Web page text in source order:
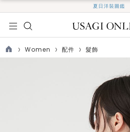
夏日洋裝圖鑑
TOP
Women 配件 髮飾